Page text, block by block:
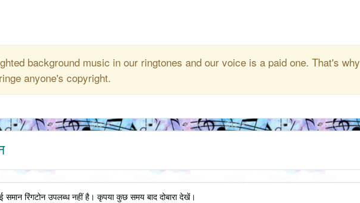
background music in our ringtones and our voice is a paid one. That's why
anyone's copyright.
समान रिंगटोन उपलब्ध नहीं है। कृपया कुछ समय बाद दोबारा देखें।